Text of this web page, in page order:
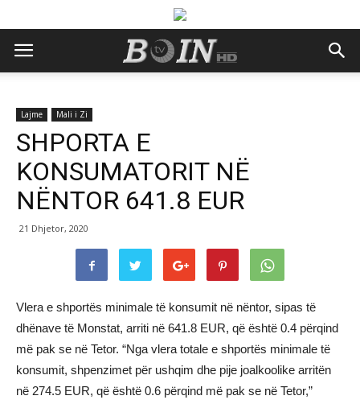
Lajme Mali i Zi
SHPORTA E
KONSUMATORIT NË
NËNTOR 641.8 EUR
21 Dhjetor, 2020
Vlera e shportës minimale të konsumit në nëntor, sipas të
dhënave të Monstat, arriti në 641.8 EUR, që është 0.4 përqind
më pak se në Tetor. “Nga vlera totale e shportës minimale të
konsumit, shpenzimet për ushqim dhe pije joalkoolike arritën
në 274.5 EUR, që është 0.6 përqind më pak se në Tetor,”